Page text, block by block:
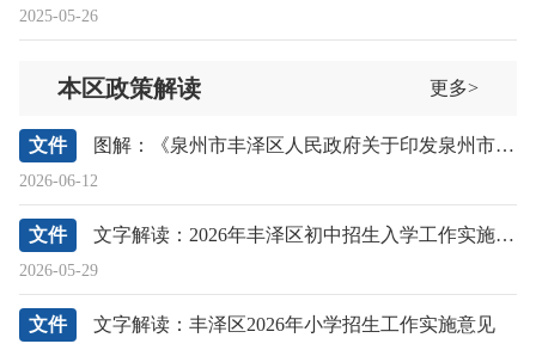
2025-05-26
本区政策解读 更多>
文件
2026-06-12
图解：《泉州市丰泽区人民政府关于印发泉州市丰泽区国民经济和社会发展第十五个五年规划纲要的通知》政策解读
文件
2026-05-29
文字解读：2026年丰泽区初中招生入学工作实施意见
文件 文字解读：丰泽区2026年小学招生工作实施意见